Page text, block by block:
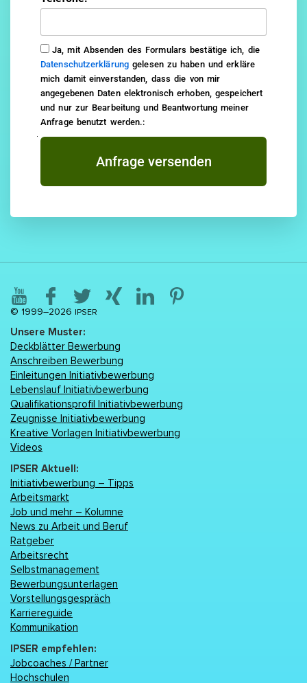
Ja, mit Absenden des Formulars bestätige ich, die
Datenschutzerklärung gelesen zu haben und erkläre
mich damit einverstanden, dass die von mir
angegebenen Daten elektronisch erhoben, gespeichert
und nur zur Bearbeitung und Beantwortung meiner
Anfrage benutzt werden.:
Anfrage versenden
© 1999–2026 IPSER
Unsere Muster:
Deckblätter Bewerbung
Anschreiben Bewerbung
Einleitungen Initiativbewerbung
Lebenslаuf Initiativbewerbung
Qualifikationsprofil Initiativbewerbung
Zeugnisse Initiativbewerbung
Kreative Vorlagen Initiativbewerbung
Videos
IPSER Aktuell:
Initiativbewerbung – Tipps
Arbeitsmarkt
Job und mehr – Kolumne
News zu Arbeit und Beruf
Ratgeber
Arbeitsrecht
Selbstmanagement
Bewerbungsunterlagen
Vorstellungsgespräch
Karriereguide
Kommunikation
IPSER empfehlen:
Jobcoaches / Partner
Hochschulen